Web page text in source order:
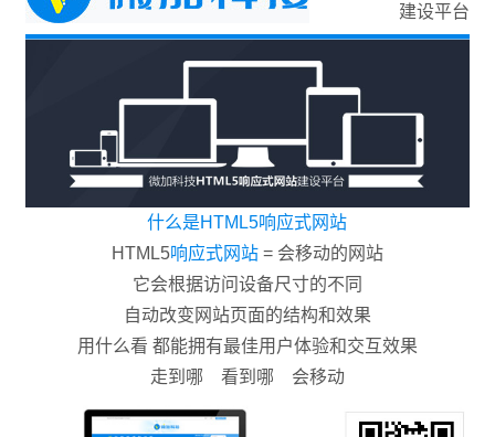
建设平台
什么是HTML5响应式网站
HTML5响应式网站= 会移动的网站
它会根据访问设备尺寸的不同
自动改变网站页面的结构和效果
用什么看 都能拥有最佳用户体验和交互效果
走到哪 看到哪 会移动